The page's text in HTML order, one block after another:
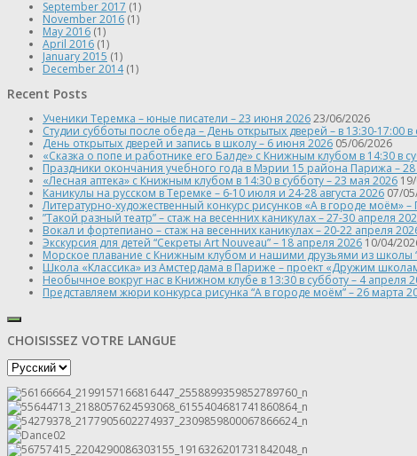
September 2017 (1)
November 2016 (1)
May 2016 (1)
April 2016 (1)
January 2015 (1)
December 2014(1)
Recent Posts
Ученики Теремка – юные писатели – 23 июня 202623/06/2026
Студии субботы после обеда – День открытых дверей – в 13:30-17:00
День открытых дверей и запись в школу – 6 июня 2026 05/06/2026
«Сказка о попе и работнике его Балде» с Книжным клубом в 14:30 в
Праздники окончания учебного года в Мэрии 15 района Парижа –
«Лесная аптека» с Книжным клубом в 14:30 в субботу – 23 мая 2026
Каникулы на русском в Теремке – 6-10 июля и 24-28 августа 2026 07/
Литературно-художественный конкурс рисунков «А в городе моём» –
”Такой разный театр” – стаж на весенних каникулах – 27-30 апреля
Вокал и фортепиано – стаж на весенних каникулах – 20-22 апреля
Экскурсия для детей “Секреты Art Nouveau” – 18 апреля 2026 10/04/
Морское плавание с Книжным клубом и нашими друзьями из школы
Школа «Классика» из Амстердама в Париже – проект «Дружим
Необычное вокруг нас в Книжном клубе в 13:30 в субботу – 4 апреля
Представляем жюри конкурса рисунка “А в городе моём” – 26 марта
CHOISISSEZ VOTRE LANGUE